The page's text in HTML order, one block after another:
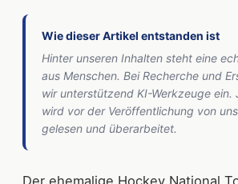
Wie dieser Artikel entstanden ist
Hinter unseren Inhalten steht eine
aus Menschen. Bei Recherche und
wir unterstützend KI-Werkzeuge ein.
wird vor der Veröffentlichung von
gelesen und überarbeitet.
Der ehemalige Hockey National